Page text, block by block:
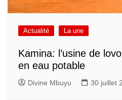
Actualité La une
Kamina: l’usine de
en eau potable
Divine Mbuyu 30 juillet